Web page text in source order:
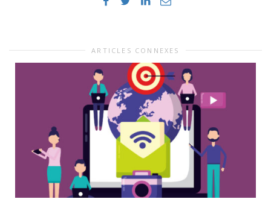
ARTICLES CONNEXES